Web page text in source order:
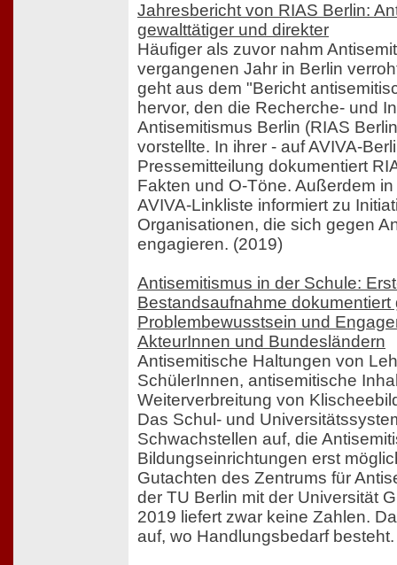
Jahresbericht von RIAS Berlin:
gewalttätiger und direkter
Häufiger als zuvor nahm
vergangenen Jahr in Berlin
geht aus dem "Bericht
hervor, den die Recherche- und
Antisemitismus Berlin (RIAS
vorstellte. In ihrer - auf AVIVA-
Pressemitteilung dokumentiert
Fakten und O-Töne. Außerdem
AVIVA-Linkliste informiert zu
Organisationen, die sich gegen
engagieren. (2019)
Antisemitismus in der Schule:
Bestandsaufnahme dokumentiert
Problembewusstsein und
AkteurInnen und Bundesländern
Antisemitische Haltungen von
SchülerInnen, antisemitische
Weiterverbreitung von
Das Schul- und
Schwachstellen auf, die
Bildungseinrichtungen erst
Gutachten des Zentrums für
der TU Berlin mit der Universität
2019 liefert zwar keine Zahlen.
auf, wo Handlungsbedarf besteht.